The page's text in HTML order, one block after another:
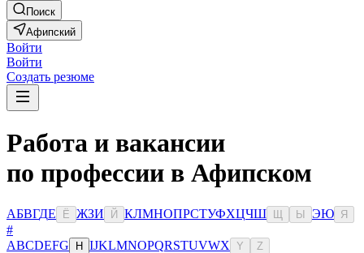
Поиск
Афипский
Войти
Войти
Создать резюме
Работа и вакансии
по профессии в Афипском
АБВГДЕ Ё ЖЗИ Й КЛМНОПРСТУФХЦЧШ Ы ЭЮ Я
#
ABCDEFG H IJKLMNOPQRSTUVWX Y Z